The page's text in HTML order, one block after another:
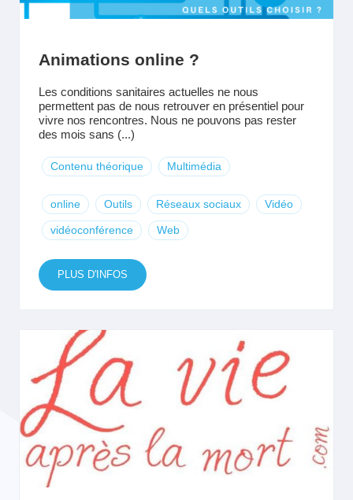
Animations online ?
Les conditions sanitaires actuelles ne nous
permettent pas de nous retrouver en présentiel pour
vivre nos rencontres. Nous ne pouvons pas rester
des mois sans (...)
Contenu théorique Multimédia
online Outils Réseaux sociaux Vidéo
vidéoconférence Web
PLUS D'INFOS